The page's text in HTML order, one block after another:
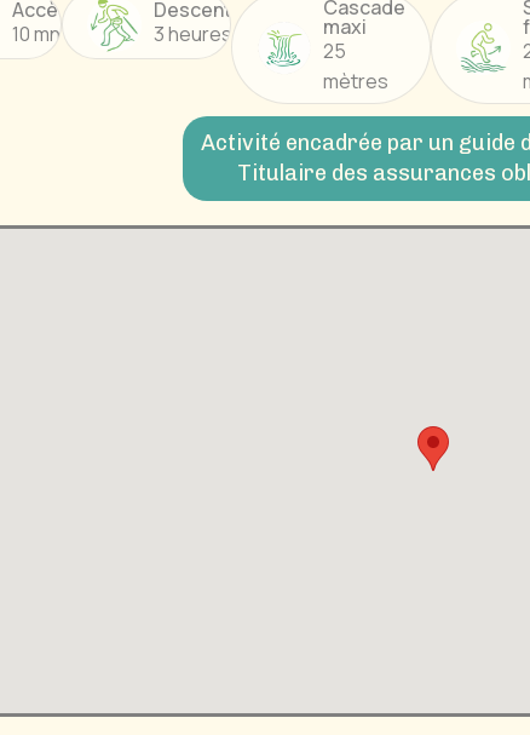
Accès
10 mn
Descente
3 heures
Cascade
maxi
25
mètres
Activité encadrée par un guide
Titulaire des assurances